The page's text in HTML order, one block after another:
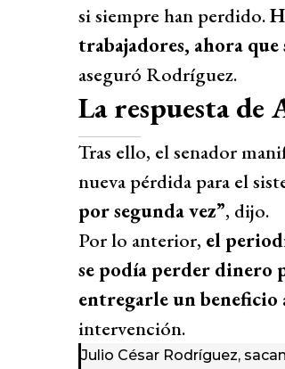
si siempre han perdido.
trabajadores, ahora que
aseguró Rodríguez.
La respuesta de
Tras ello, el senador
nueva pérdida para el
por segunda vez”, dijo.
Por lo anterior, el
se podía perder dinero
entregarle un beneficio
intervención.
Julio César Rodríguez,